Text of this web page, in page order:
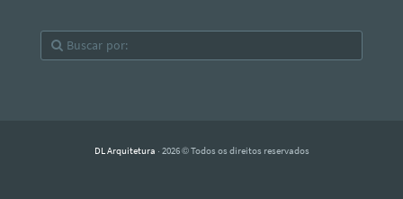
DL Arquitetura · 2026 © Todos os direitos reservados